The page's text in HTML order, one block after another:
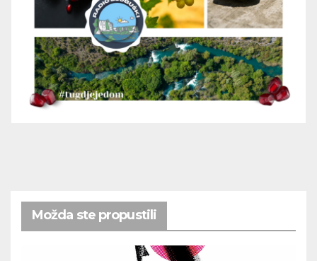
Možda ste propustili